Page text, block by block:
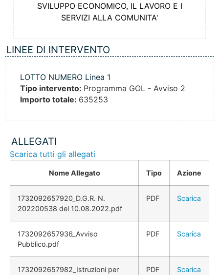
SVILUPPO ECONOMICO, IL LAVORO E I
SERVIZI ALLA COMUNITA'
LINEE DI INTERVENTO
LOTTO NUMERO Linea 1
Tipo intervento: Programma GOL - Avviso 2
Importo totale: 635253
ALLEGATI
Scarica tutti gli allegati
Nome Allegato Tipo Azione
1732092657920_D.G.R. N.
202200538 del 10.08.2022.pdf
PDF Scarica
1732092657936_Avviso
Pubblico.pdf
PDF Scarica
1732092657982_Istruzioni per
PDF Scarica